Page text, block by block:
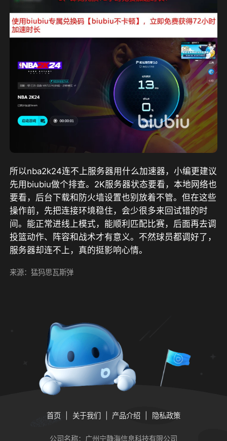
所以nba2k24连不上服务器用什么加速器，小编更建议
先用biubiu做个排查。2K服务器状态要看，本地网络也
要看，后台下载和防火墙设置也别放着不管。但在这些
操作前，先把连接环境稳住，会少很多来回试错的时
间。能正常进线上模式，能顺利匹配比赛，后面再去调
投篮动作、阵容和战术才有意义。不然球员都调好了，
服务器却连不上，真的挺影响心情。
来源：猛犸思瓦斯弹
首页 关于我们 产品介绍 隐私政策
公司名称：广州宁静海信息科技有限公司